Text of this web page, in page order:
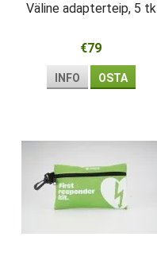
Väline adapterteip, 5 tk
€79
INFO OSTA